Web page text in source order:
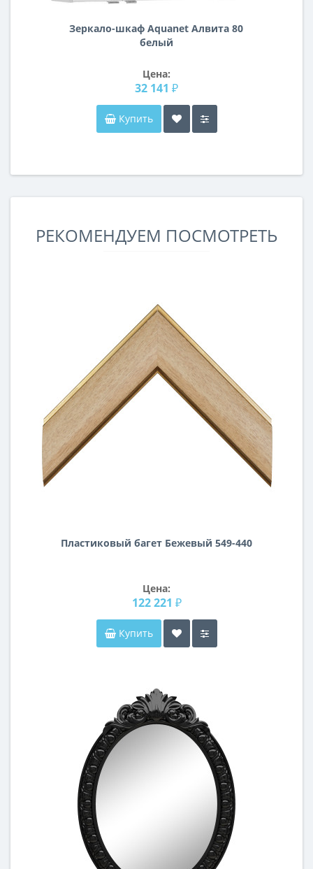
Зеркало-шкаф Aquanet Алвита 80
белый
Цена:
32 141 ₽
Купить
РЕКОМЕНДУЕМ ПОСМОТРЕТЬ
Пластиковый багет Бежевый 549-440
Цена:
122 221 ₽
Купить